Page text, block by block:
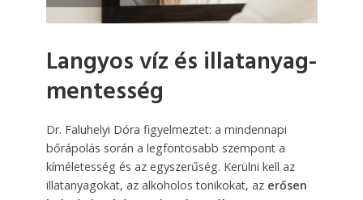
Langyos víz és illatanyag-
mentesség
Dr. Faluhelyi Dóra figyelmeztet: a mindennapi
bőrápolás során a legfontosabb szempont a
kíméletesség és az egyszerűség. Kerülni kell az
illatanyagokat, az alkoholos tonikokat, az erősen